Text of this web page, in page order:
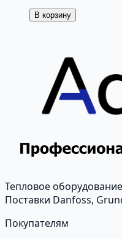
В корзину
Тепловое
Поставки Danfoss,
Покупателям